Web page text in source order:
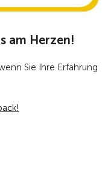
am Herzen!
Sie Ihre Erfahrung